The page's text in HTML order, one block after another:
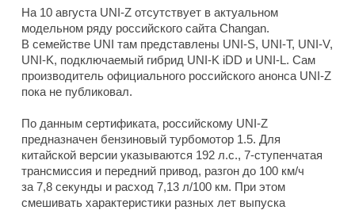
На 10 августа UNI-Z отсутствует в актуальном
модельном ряду российского сайта Changan.
В семействе UNI там представлены UNI-S, UNI-T, UNI-V,
UNI-K, подключаемый гибрид UNI-K iDD и UNI-L. Сам
производитель официального российского анонса UNI-Z
пока не публиковал.
По данным сертификата, российскому UNI-Z
предназначен бензиновый турбомотор 1.5. Для
китайской версии указываются 192 л.с., 7-ступенчатая
трансмиссия и передний привод, разгон до 100 км/ч
за 7,8 секунды и расход 7,13 л/100 км. При этом
смешивать характеристики разных лет выпуска